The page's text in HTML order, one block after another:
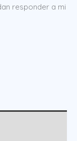
responder a mi